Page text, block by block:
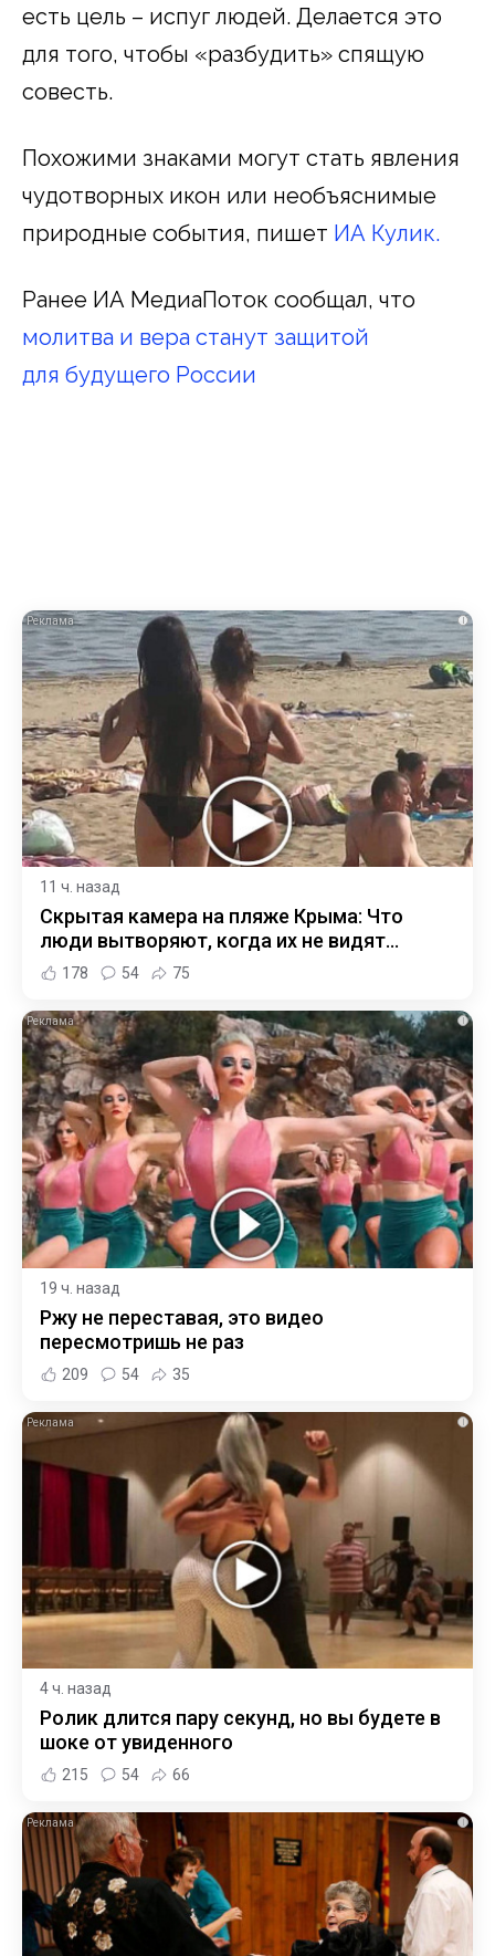
есть цель – испуг людей. Делается это
для того, чтобы «разбудить» спящую
совесть.
Похожими знаками могут стать явления
чудотворных икон или необъяснимые
природные события, пишет ИА Кулик.
Ранее ИА МедиаПоток сообщал, что
молитва и вера станут защитой
для будущего России
i
11 ч. назад
Скрытая камера на пляже Крыма: Что
люди вытворяют, когда их не видят...
178 54 75
i
19 ч. назад
Ржу не переставая, это видео
пересмотришь не раз
209 54 35
i
4 ч. назад
Ролик длится пару секунд, но вы будете в
шоке от увиденного
215 54 66
i